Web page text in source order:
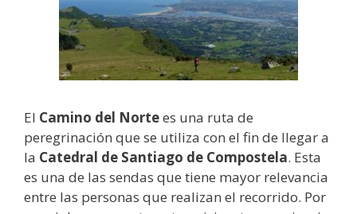
El Camino del Nortees una ruta de
peregrinación que se utiliza con el fin de llegar a
la Catedral de Santiago de Compostela. Esta
es una de las sendas que tiene mayor relevancia
entre las personas que realizan el recorrido. Por